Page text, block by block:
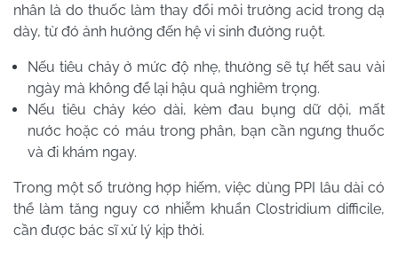
nhân là do thuốc làm thay đổi môi trường acid trong dạ
dày, từ đó ảnh hưởng đến hệ vi sinh đường ruột.
Nếu tiêu chảy ở mức độ nhẹ, thường sẽ tự hết sau vài
ngày mà không để lại hậu quả nghiêm trọng.
Nếu tiêu chảy kéo dài, kèm đau bụng dữ dội, mất
nước hoặc có máu trong phân, bạn cần ngưng thuốc
và đi khám ngay.
Trong một số trường hợp hiếm, việc dùng PPI lâu dài có
thể làm tăng nguy cơ nhiễm khuẩn Clostridium difficile,
cần được bác sĩ xử lý kịp thời.